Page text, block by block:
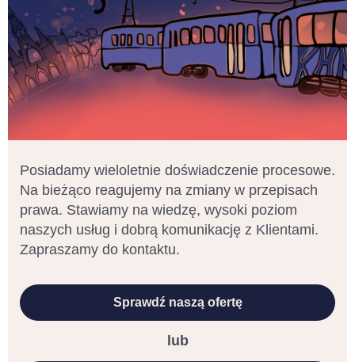
Posiadamy wieloletnie doświadczenie procesowe.
Na bieżąco reagujemy na zmiany w przepisach
prawa. Stawiamy na wiedzę, wysoki poziom
naszych usług i dobrą komunikację z Klientami.
Zapraszamy do kontaktu.
Sprawdź naszą ofertę
lub